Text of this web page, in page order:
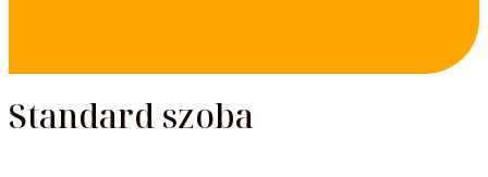
Standard szoba